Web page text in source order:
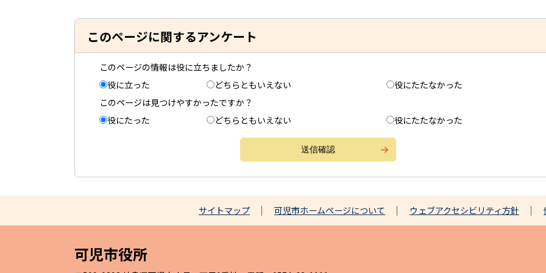
このページに関するアンケート
このページの情報は役に立ちましたか？
役に立った
どちらともいえない
役にたたなかった
このページは見つけやすかったですか？
役にたった
どちらともいえない 役にたたなかった
サイトマップ 可児市ホームページについて ウェブアクセシビリティ方針
可児市役所